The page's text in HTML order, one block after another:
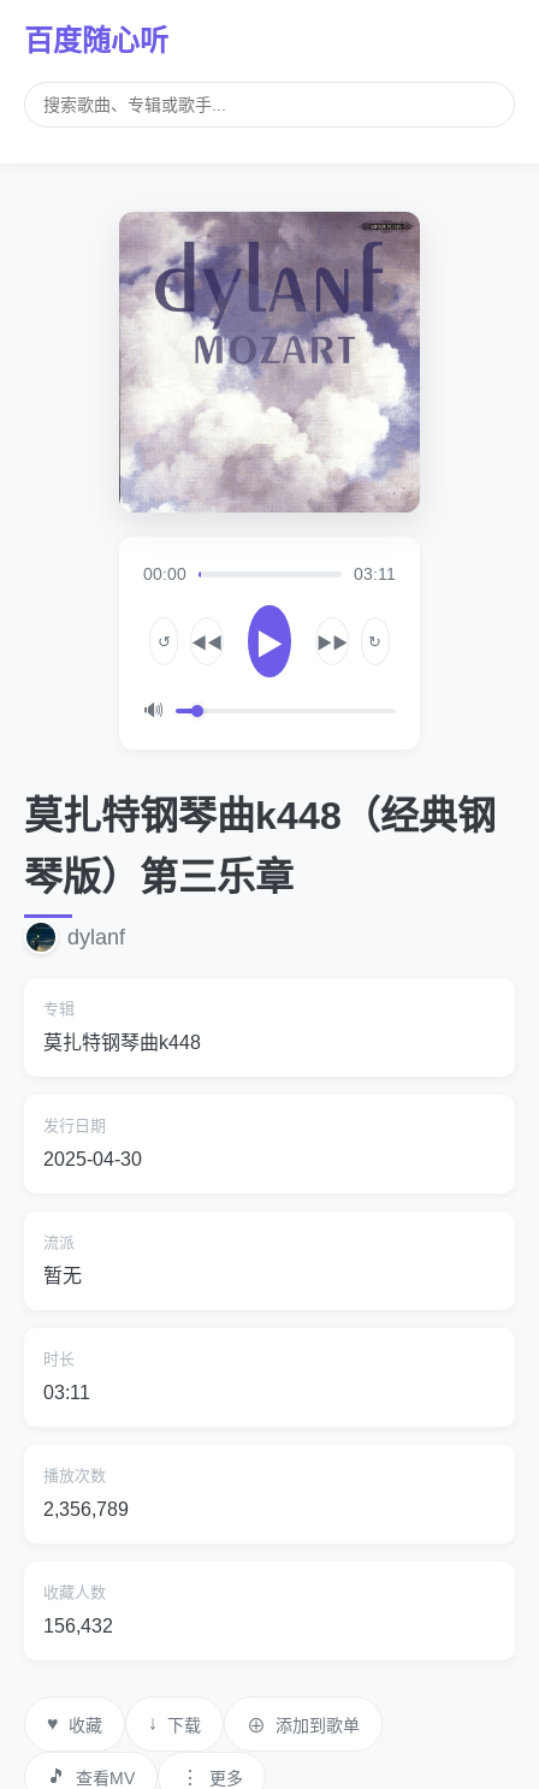
百度随心听
00:00 03:11
↺ ◀◀ ▶ ▶▶ ↻
🔊
莫扎特钢琴曲k448（经典钢
琴版）第三乐章
dylanf
专辑
莫扎特钢琴曲k448
发行日期
2025-04-30
流派
暂无
时长
03:11
播放次数
2,356,789
收藏人数
156,432
♥ 收藏 ↓ 下载 ⊕ 添加到歌单
🎵 查看MV ⋮ 更多